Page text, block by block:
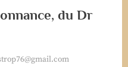
du Dr